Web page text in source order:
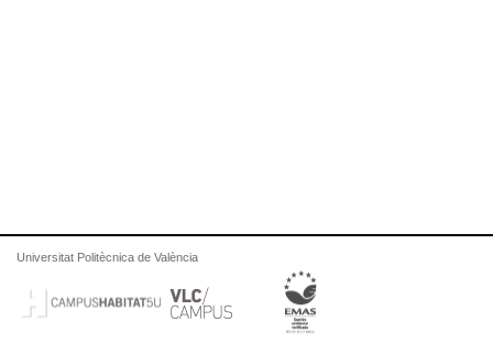
Universitat Politècnica de València